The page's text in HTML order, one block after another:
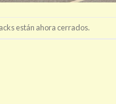
están ahora cerrados.